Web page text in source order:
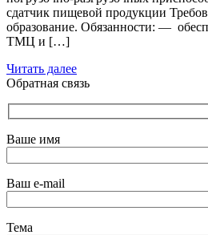
сдатчик пищевой продукции
образование. Обязанности: —
ТМЦ и […]
Читать далее
Обратная связь
Ваше имя
Ваш e-mail
Тема